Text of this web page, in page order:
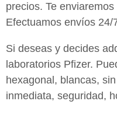
precios. Te
Efectuamos envíos 24/
Si deseas y decides
laboratorios Pfizer.
hexagonal, blancas,
inmediata, seguridad,